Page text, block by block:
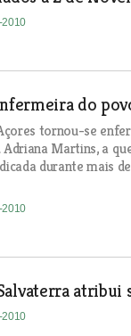
2010
do
tornou-se
Adriana Martins, a
durante mais
2010
atribui
2010